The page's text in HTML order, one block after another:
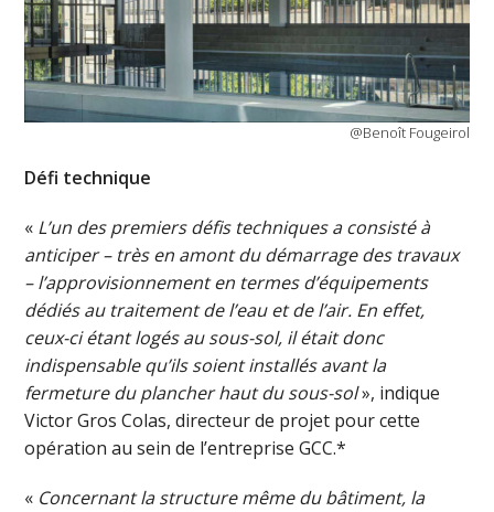
@Benoît Fougeirol
Défi technique
« L’un des premiers défis techniques a consisté à
anticiper – très en amont du démarrage des travaux
– l’approvisionnement en termes d’équipements
dédiés au traitement de l’eau et de l’air. En effet,
ceux-ci étant logés au sous-sol, il était donc
indispensable qu’ils soient installés avant la
fermeture du plancher haut du sous-sol», indique
Victor Gros Colas, directeur de projet pour cette
opération au sein de l’entreprise GCC.*
« Concernant la structure même du bâtiment, la